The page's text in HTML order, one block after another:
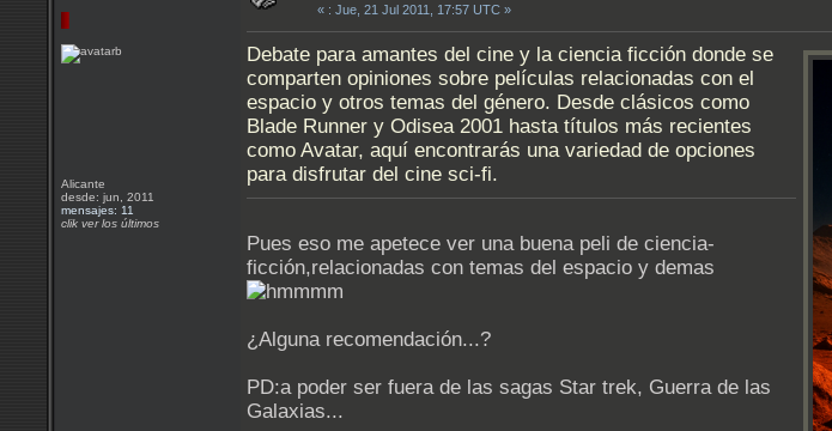
Alicante
desde: jun, 2011
mensajes: 11
clik ver los últimos
« : Jue, 21 Jul 2011, 17:57 UTC »
Debate para amantes del cine y la ciencia ficción donde se
comparten opiniones sobre películas relacionadas con el
espacio y otros temas del género. Desde clásicos como
Blade Runner y Odisea 2001 hasta títulos más recientes
como Avatar, aquí encontrarás una variedad de opciones
para disfrutar del cine sci-fi.
Pues eso me apetece ver una buena peli de ciencia-
ficción,relacionadas con temas del espacio y demas
¿Alguna recomendación...?
PD:a poder ser fuera de las sagas Star trek, Guerra de las
Galaxias...